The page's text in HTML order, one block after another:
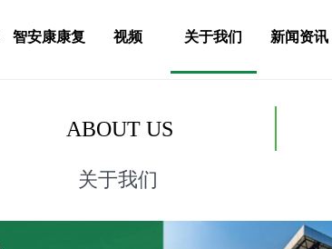
智安康康复 视频 关于我们 新闻资讯
关于我们
ABOUT US